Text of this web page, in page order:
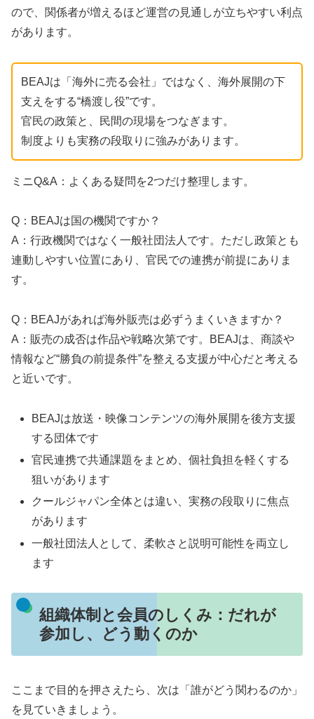
ので、関係者が増えるほど運営の見通しが立ちやすい利点
があります。
BEAJは「海外に売る会社」ではなく、海外展開の下
支えをする“橋渡し役”です。
官民の政策と、民間の現場をつなぎます。
制度よりも実務の段取りに強みがあります。
ミニQ&A：よくある疑問を2つだけ整理します。
Q：BEAJは国の機関ですか？
A：行政機関ではなく一般社団法人です。ただし政策とも
連動しやすい位置にあり、官民での連携が前提にありま
す。
Q：BEAJがあれば海外販売は必ずうまくいきますか？
A：販売の成否は作品や戦略次第です。BEAJは、商談や
情報など“勝負の前提条件”を整える支援が中心だと考える
と近いです。
BEAJは放送・映像コンテンツの海外展開を後方支援
する団体です
官民連携で共通課題をまとめ、個社負担を軽くする
狙いがあります
クールジャパン全体とは違い、実務の段取りに焦点
があります
一般社団法人として、柔軟さと説明可能性を両立し
ます
組織体制と会員のしくみ：だれが
参加し、どう動くのか
ここまで目的を押さえたら、次は「誰がどう関わるのか」
を見ていきましょう。